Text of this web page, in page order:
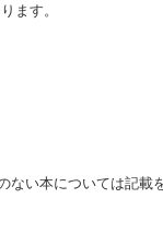
ます。
い本については記載